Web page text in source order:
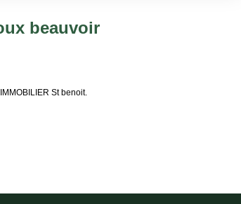
beauvoir
St benoit.